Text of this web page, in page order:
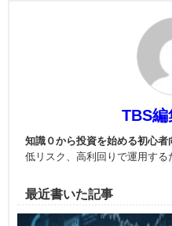
TBS編
知識０から投資を始める初心者
低リスク、高利回りで運用する
最近書いた記事